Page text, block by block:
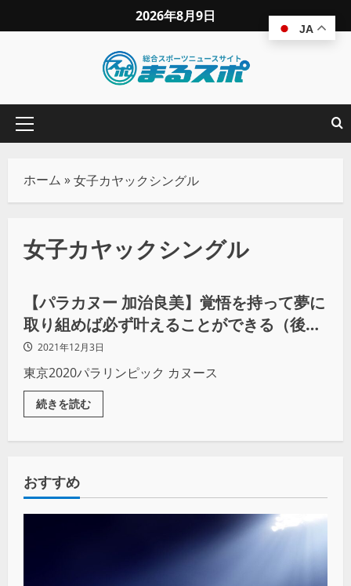
2026年8月9日
ホーム »女子カヤックシングル
女子カヤックシングル
インクルーシブスポーツ
【パラカヌー 加治良美】覚悟を持って夢に
取り組めば必ず叶えることができる（後
編）2021年12月3日
東京2020パラリンピック カヌース
続きを読む
おすすめ
JA